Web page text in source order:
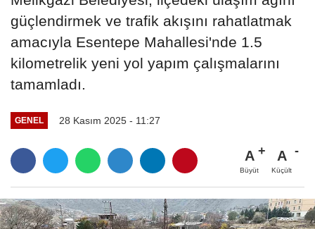
güçlendirmek ve trafik akışını rahatlatmak
amacıyla Esentepe Mahallesi'nde 1.5
kilometrelik yeni yol yapım çalışmalarını
tamamladı.
GENEL 28 Kasım 2025 - 11:27
A
Büyüt
A
Küçült